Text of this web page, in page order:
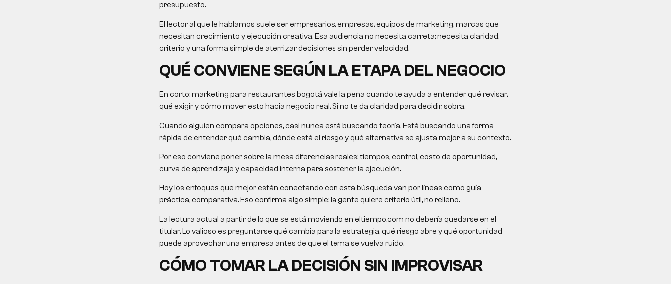
presupuesto.
El lector al que le hablamos suele ser empresarios, empresas, equipos de marketing, marcas que
necesitan crecimiento y ejecución creativa. Esa audiencia no necesita carreta; necesita claridad,
criterio y una forma simple de aterrizar decisiones sin perder velocidad.
QUÉ CONVIENE SEGÚN LA ETAPA DEL NEGOCIO
En corto:marketing para restaurantes bogotá vale la pena cuando te ayuda a entender qué revisar,
qué exigir y cómo mover esto hacia negocio real. Si no te da claridad para decidir, sobra.
Cuando alguien compara opciones, casi nunca está buscando teoría. Está buscando una forma
rápida de entender qué cambia, dónde está el riesgo y qué alternativa se ajusta mejor a su contexto.
Por eso conviene poner sobre la mesa diferencias reales: tiempos, control, costo de oportunidad,
curva de aprendizaje y capacidad interna para sostener la ejecución.
Hoy los enfoques que mejor están conectando con esta búsqueda van por líneas como guía
práctica, comparativa. Eso confirma algo simple: la gente quiere criterio útil, no relleno.
La lectura actual a partir de lo que se está moviendo en eltiempo.com no debería quedarse en el
titular. Lo valioso es preguntarse qué cambia para la estrategia, qué riesgo abre y qué oportunidad
puede aprovechar una empresa antes de que el tema se vuelva ruido.
CÓMO TOMAR LA DECISIÓN SIN IMPROVISAR